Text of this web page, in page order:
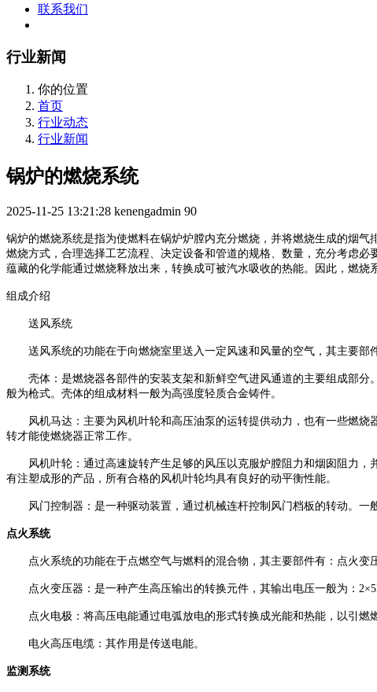
联系我们
行业新闻
你的位置
首页
行业动态
行业新闻
锅炉的燃烧系统
2025-11-25 13:21:28 kenengadmin 90
锅炉的燃烧系统是指为使燃料在锅炉炉膛内充分燃烧，并将燃烧生成的烟气
燃烧方式，合理选择工艺流程、决定设备和管道的规格、数量，充分考虑
蕴藏的化学能通过燃烧释放出来，转换成可被汽水吸收的热能。因此，燃烧
组成介绍
送风系统
送风系统的功能在于向燃烧室里送入一定风速和风量的空气，其主要部
壳体：是燃烧器各部件的安装支架和新鲜空气进风通道的主要组成部
般为枪式。壳体的组成材料一般为高强度轻质合金铸件。
风机马达：主要为风机叶轮和高压油泵的运转提供动力，也有一些燃
转才能使燃烧器正常工作。
风机叶轮：通过高速旋转产生足够的风压以克服炉膛阻力和烟囱阻力
有注塑成形的产品，所有合格的风机叶轮均具有良好的动平衡性能。
风门控制器：是一种驱动装置，通过机械连杆控制风门档板的转动。
点火系统
点火系统的功能在于点燃空气与燃料的混合物，其主要部件有：点火变
点火变压器：是一种产生高压输出的转换元件，其输出电压一般为：
点火电极：将高压电能通过电弧放电的形式转换成光能和热能，以引燃
电火高压电缆：其作用是传送电能。
监测系统